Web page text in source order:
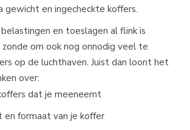
gewicht en ingecheckte koffers.​
en toeslagen al flink is
om ook nog onnodig veel te
op de luchthaven. Juist dan loont het
over:​
dat je meeneemt
formaat van je koffer